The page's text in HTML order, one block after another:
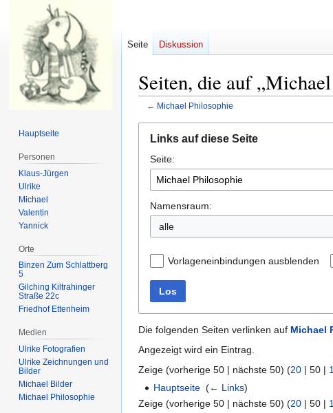
Seiten, die auf
← Michael Philosophie
Navigation
springen
Suche
springen
Links auf diese Seite
Seite:
Namensraum:
alle
Vorlageneinbindungen ausblenden
Los
Die folgenden Seiten verlinken auf Michael
Angezeigt wird ein Eintrag.
Zeige (vorherige 50 | nächste 50) (20 | 50 |
Hauptseite ‎(← Links)
Zeige (vorherige 50 | nächste 50) (20 | 50 |
Seite Diskussion
Hauptseite
Personen
Klaus-Jürgen
Ulrike
Michael
Valentin
Yannick
Orte
Binzen Zum Schlattberg
5
Gilching Kiltrahinger
Straße 22c
Friedhof Ettenheim
Medien
Ulrike Fotografien
Ulrike Zeichnungen und
Bilder
Michael Bilder
Michael Philosophie